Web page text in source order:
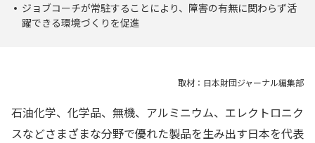
ジョブコーチが常駐することにより、障害の有無に関わらず活
躍できる環境づくりを促進
取材：日本財団ジャーナル編集部
石油化学、化学品、無機、アルミニウム、エレクトロニク
スなどさまざまな分野で優れた製品を生み出す日本を代表